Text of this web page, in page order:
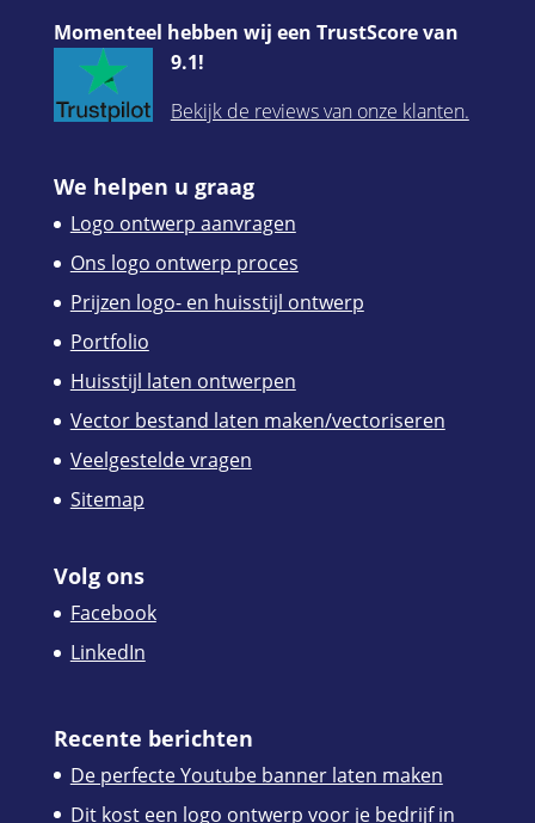
Momenteel hebben wij een TrustScore van
9.1!
Bekijk de reviews van onze klanten.
We helpen u graag
Logo ontwerp aanvragen
Ons logo ontwerp proces
Prijzen logo- en huisstijl ontwerp
Portfolio
Huisstijl laten ontwerpen
Vector bestand laten maken/vectoriseren
Veelgestelde vragen
Sitemap
Volg ons
Facebook
LinkedIn
Recente berichten
De perfecte Youtube banner laten maken
Dit kost een logo ontwerp voor je bedrijf in